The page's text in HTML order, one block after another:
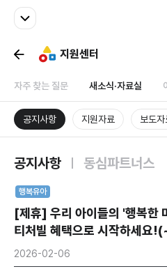
패밀리사이트
지원센터
자주 찾는 질문 새소식·자료실
공지사항 지원자료 보도자
공지사항 동심파트너스
행복유아
[제휴] 우리 아이들의 '행복한
티처빌 혜택으로 시작하세요
2026-02-06